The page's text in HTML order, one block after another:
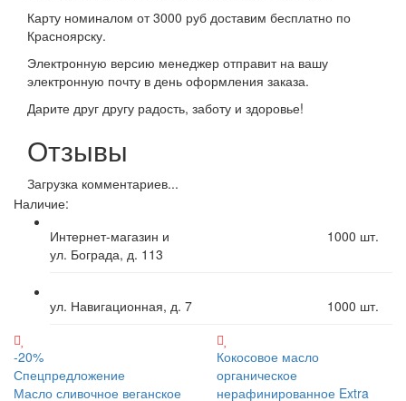
Карту номиналом от 3000 руб доставим бесплатно по
Красноярску.
Электронную версию менеджер отправит на вашу
электронную почту в день оформления заказа.
Дарите друг другу радость, заботу и здоровье!
Отзывы
Загрузка комментариев...
Наличие:
Интернет-магазин и
ул. Бограда, д. 113
1000 шт.
ул. Навигационная, д. 7 1000 шт.
-20%
Спецпредложение
Масло сливочное веганское
Кокосовое масло
органическое
нерафинированное Extra